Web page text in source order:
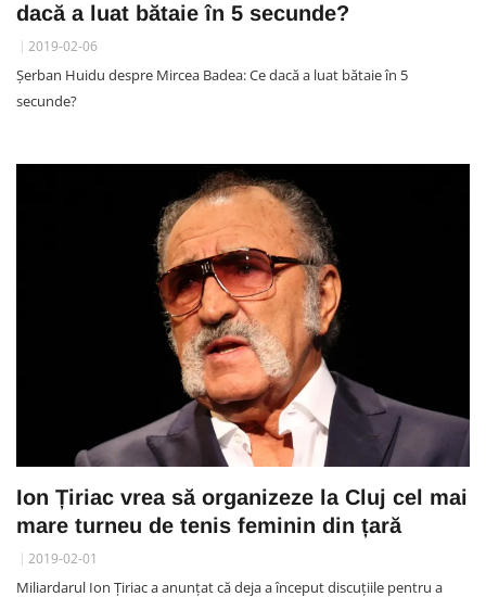
dacă a luat bătaie în 5 secunde?
2019-02-06
Șerban Huidu despre Mircea Badea: Ce dacă a luat bătaie în 5
secunde?
Ion Țiriac vrea să organizeze la Cluj cel mai
mare turneu de tenis feminin din țară
2019-02-01
Miliardarul Ion Țiriac a anunțat că deja a început discuțiile pentru a